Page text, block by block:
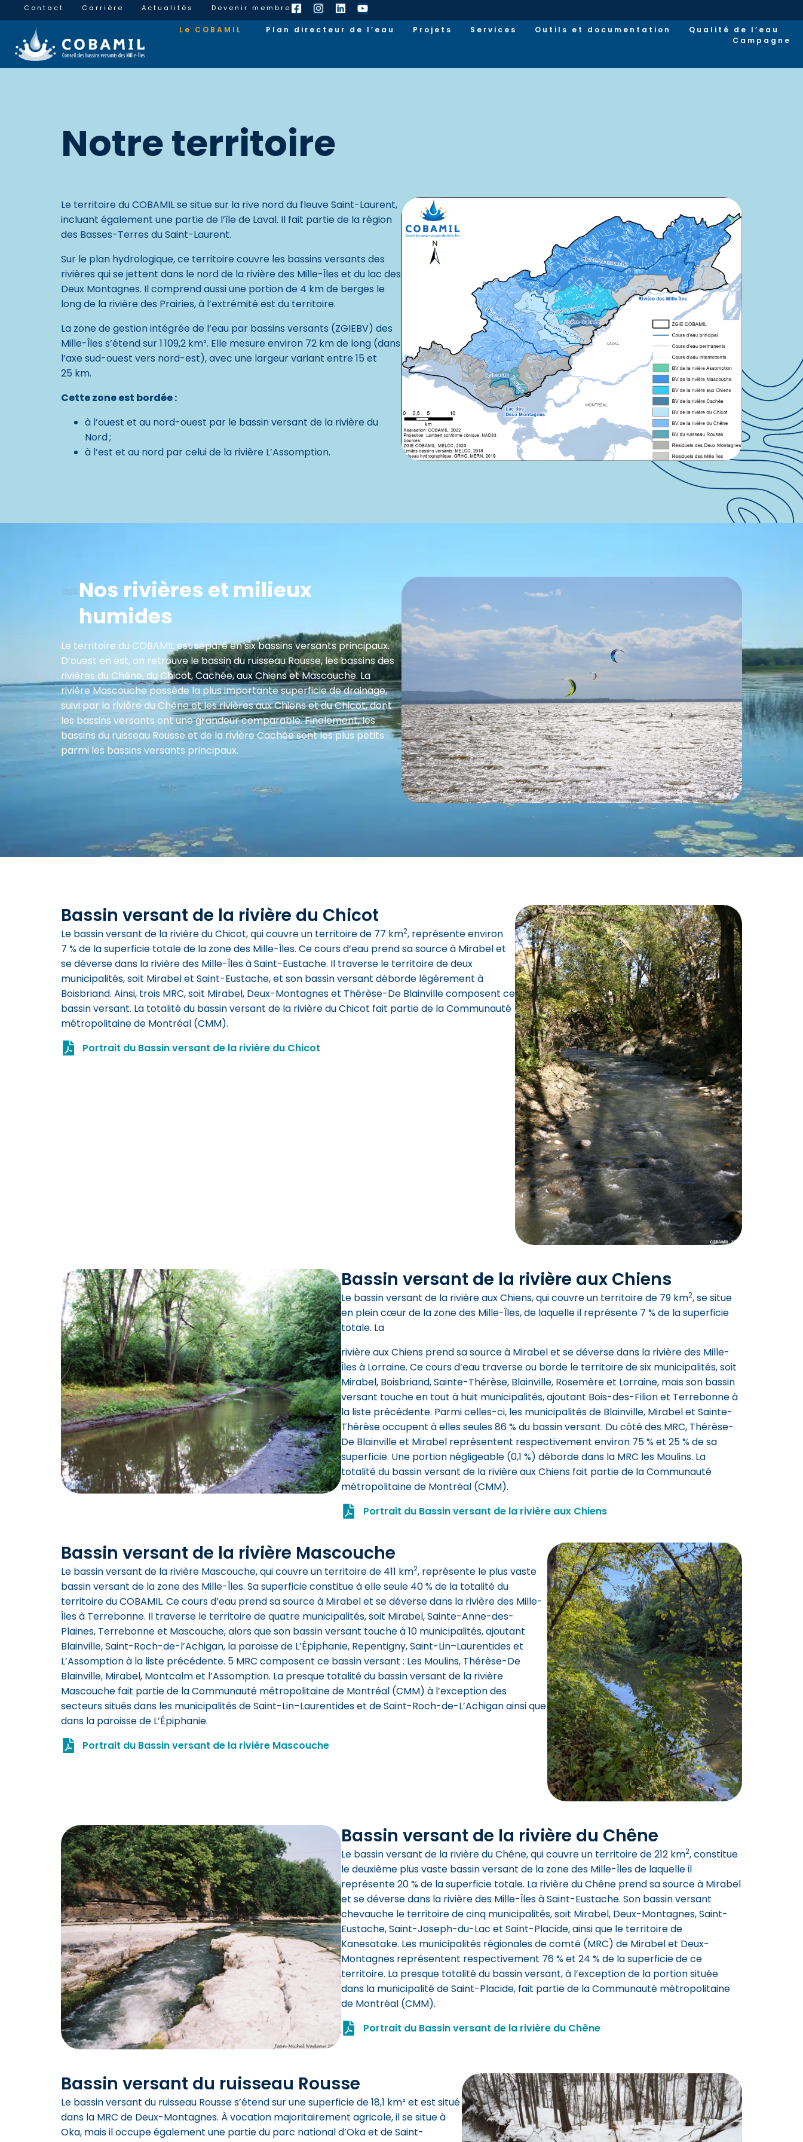
Contact Carrière Actualités Devenir membre
Le COBAMIL Plan directeur de l’eau Projets Services Outils et documentation
Qualité de l’eau
Campagne
Notre territoire
Le territoire du COBAMIL se situe sur la rive nord du fleuve Saint-Laurent,
incluant également une partie de l’île de Laval. Il fait partie de la région
des Basses-Terres du Saint-Laurent.
Sur le plan hydrologique, ce territoire couvre les bassins versants des
rivières qui se jettent dans le nord de la rivière des Mille-Îles et du lac des
Deux Montagnes. Il comprend aussi une portion de 4 km de berges le
long de la rivière des Prairies, à l’extrémité est du territoire.
La zone de gestion intégrée de l’eau par bassins versants (ZGIEBV) des
Mille-Îles s’étend sur 1 109,2 km². Elle mesure environ 72 km de long (dans
l’axe sud-ouest vers nord-est), avec une largeur variant entre 15 et
25 km.
Cette zone est bordée :
à l’ouest et au nord-ouest par le bassin versant de la rivière du
Nord ;
à l’est et au nord par celui de la rivière L’Assomption.
Nos rivières et milieux
humides
Le territoire du COBAMIL est séparé en six bassins versants principaux.
D’ouest en est, on retrouve le bassin du ruisseau Rousse, les bassins des
rivières du Chêne, du Chicot, Cachée, aux Chiens et Mascouche. La
rivière Mascouche possède la plus importante superficie de drainage,
suivi par la rivière du Chêne et les rivières aux Chiens et du Chicot, dont
les bassins versants ont une grandeur comparable. Finalement, les
bassins du ruisseau Rousse et de la rivière Cachée sont les plus petits
parmi les bassins versants principaux.
Bassin versant de la rivière du Chicot
Le bassin versant de la rivière du Chicot, qui couvre un territoire de 77 km2, représente environ
7 % de la superficie totale de la zone des Mille-Îles. Ce cours d’eau prend sa source à Mirabel et
se déverse dans la rivière des Mille-Îles à Saint-Eustache. Il traverse le territoire de deux
municipalités, soit Mirabel et Saint-Eustache, et son bassin versant déborde légèrement à
Boisbriand. Ainsi, trois MRC, soit Mirabel, Deux-Montagnes et Thérèse-De Blainville composent ce
bassin versant. La totalité du bassin versant de la rivière du Chicot fait partie de la Communauté
métropolitaine de Montréal (CMM).
Portrait du Bassin versant de la rivière du Chicot
Bassin versant de la rivière aux Chiens
Le bassin versant de la rivière aux Chiens, qui couvre un territoire de 79 km2, se situe
en plein cœur de la zone des Mille-Îles, de laquelle il représente 7 % de la superficie
totale. La
rivière aux Chiens prend sa source à Mirabel et se déverse dans la rivière des Mille-
Îles à Lorraine. Ce cours d’eau traverse ou borde le territoire de six municipalités, soit
Mirabel, Boisbriand, Sainte-Thérèse, Blainville, Rosemère et Lorraine, mais son bassin
versant touche en tout à huit municipalités, ajoutant Bois-des-Filion et Terrebonne à
la liste précédente. Parmi celles-ci, les municipalités de Blainville, Mirabel et Sainte-
Thérèse occupent à elles seules 86 % du bassin versant. Du côté des MRC, Thérèse-
De Blainville et Mirabel représentent respectivement environ 75 % et 25 % de sa
superficie. Une portion négligeable (0,1 %) déborde dans la MRC les Moulins. La
totalité du bassin versant de la rivière aux Chiens fait partie de la Communauté
métropolitaine de Montréal (CMM).
Portrait du Bassin versant de la rivière aux Chiens
Bassin versant de la rivière Mascouche
Le bassin versant de la rivière Mascouche, qui couvre un territoire de 411 km2, représente le plus vaste
bassin versant de la zone des Mille-Îles. Sa superficie constitue à elle seule 40 % de la totalité du
territoire du COBAMIL. Ce cours d’eau prend sa source à Mirabel et se déverse dans la rivière des Mille-
Îles à Terrebonne. Il traverse le territoire de quatre municipalités, soit Mirabel, Sainte-Anne-des-
Plaines, Terrebonne et Mascouche, alors que son bassin versant touche à 10 municipalités, ajoutant
Blainville, Saint-Roch-de-l’Achigan, la paroisse de L’Épiphanie, Repentigny, Saint-Lin–Laurentides et
L’Assomption à la liste précédente. 5 MRC composent ce bassin versant : Les Moulins, Thérèse-De
Blainville, Mirabel, Montcalm et l’Assomption. La presque totalité du bassin versant de la rivière
Mascouche fait partie de la Communauté métropolitaine de Montréal (CMM) à l’exception des
secteurs situés dans les municipalités de Saint-Lin–Laurentides et de Saint-Roch-de-L’Achigan ainsi que
dans la paroisse de L’Épiphanie.
Portrait du Bassin versant de la rivière Mascouche
Bassin versant de la rivière du Chêne
Le bassin versant de la rivière du Chêne, qui couvre un territoire de 212 km2, constitue
le deuxième plus vaste bassin versant de la zone des Mille-Îles de laquelle il
représente 20 % de la superficie totale. La rivière du Chêne prend sa source à Mirabel
et se déverse dans la rivière des Mille-Îles à Saint-Eustache. Son bassin versant
chevauche le territoire de cinq municipalités, soit Mirabel, Deux-Montagnes, Saint-
Eustache, Saint-Joseph-du-Lac et Saint-Placide, ainsi que le territoire de
Kanesatake. Les municipalités régionales de comté (MRC) de Mirabel et Deux-
Montagnes représentent respectivement 76 % et 24 % de la superficie de ce
territoire. La presque totalité du bassin versant, à l’exception de la portion située
dans la municipalité de Saint-Placide, fait partie de la Communauté métropolitaine
de Montréal (CMM).
Portrait du Bassin versant de la rivière du Chêne
Bassin versant du ruisseau Rousse
Le bassin versant du ruisseau Rousse s’étend sur une superficie de 18,1 km² et est situé
dans la MRC de Deux-Montagnes. À vocation majoritairement agricole, il se situe à
Oka, mais il occupe également une partie du parc national d’Oka et de Saint-